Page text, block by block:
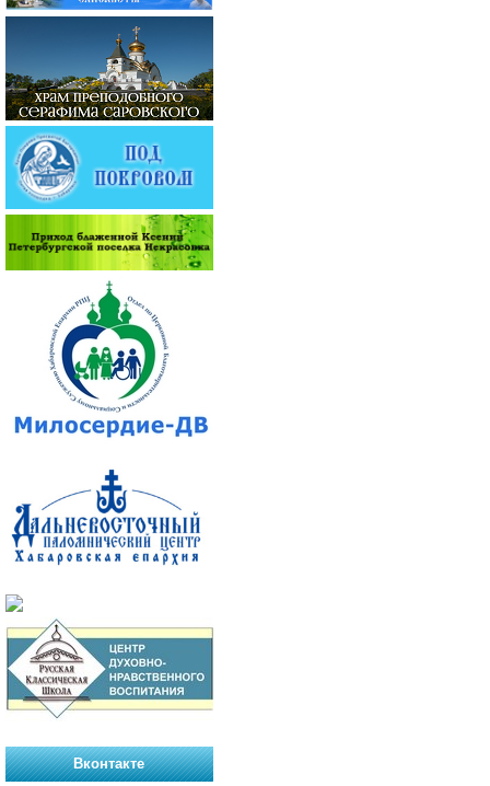
Вконтакте